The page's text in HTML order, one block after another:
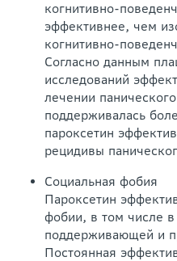
когнитивно-
эффективнее, чем
когнитивно-
Согласно данным
исследований
лечении
поддерживалась
пароксетин
рецидивы
Социальная фобия
Пароксетин
фобии, в том числе в
поддерживающей и
Постоянная